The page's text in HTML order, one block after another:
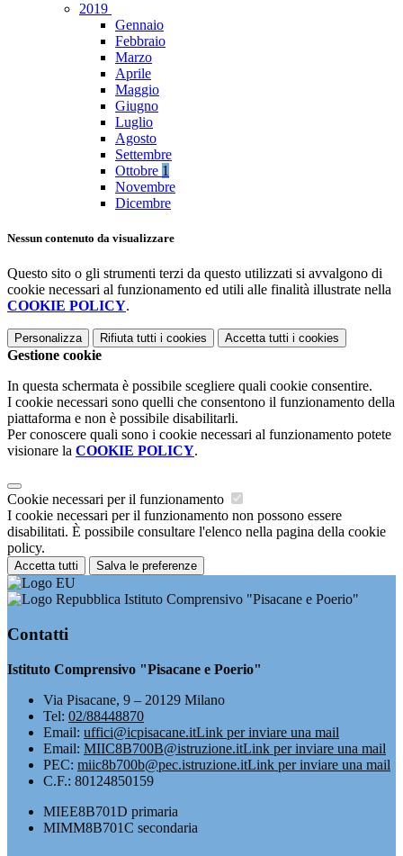
2019
Gennaio
Febbraio
Marzo
Aprile
Maggio
Giugno
Luglio
Agosto
Settembre
Ottobre 1
Novembre
Dicembre
Nessun contenuto da visualizzare
Questo sito o gli strumenti terzi da questo utilizzati si avvalgono di
cookie necessari al funzionamento ed utili alle finalità illustrate nella
COOKIE POLICY.
Personalizza Rifiuta tutti i cookies Accetta tutti i cookies
Gestione cookie
In questa schermata è possibile scegliere quali cookie consentire.
I cookie necessari sono quelli che consentono il funzionamento della
piattaforma e non è possibile disabilitarli.
Per conoscere quali sono i cookie necessari al funzionamento potete
visionare la COOKIE POLICY.
Cookie necessari per il funzionamento
I cookie necessari per il funzionamento non possono essere
disabilitati. È possibile consultare l'elenco nella pagina della cookie
policy.
Accetta tutti Salva le preferenze
Istituto Comprensivo "Pisacane e Poerio"
Contatti
Istituto Comprensivo "Pisacane e Poerio"
Via Pisacane, 9 – 20129 Milano
Tel: 02/88448870
Email: uffici@icpisacane.itLink per inviare una mail
Email: MIIC8B700B@istruzione.itLink per inviare una mail
PEC: miic8b700b@pec.istruzione.itLink per inviare una mail
C.F.: 80124850159
MIEE8B701D primaria
MIMM8B701C secondaria